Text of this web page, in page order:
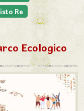
Re
Ecologico